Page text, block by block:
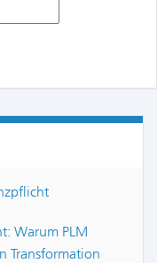
Warum PLM
Transformation